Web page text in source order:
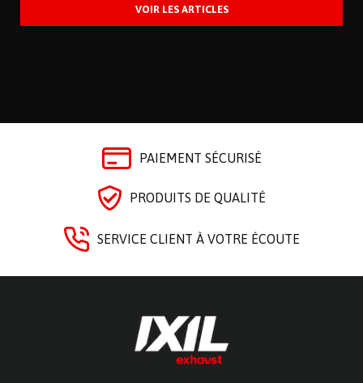
PAIEMENT SÉCURISÉ
PRODUITS DE QUALITÉ
SERVICE CLIENT À VOTRE ÉCOUTE